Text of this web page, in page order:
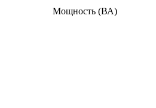
Мощность (ВА)